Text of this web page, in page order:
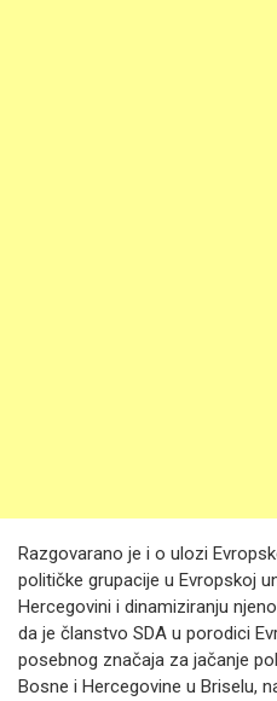
Razgovarano je i o ulozi
političke grupacije u Evropskoj
Hercegovini i dinamiziranju
da je članstvo SDA u porodici
posebnog značaja za jačanje
Bosne i Hercegovine u Briselu,